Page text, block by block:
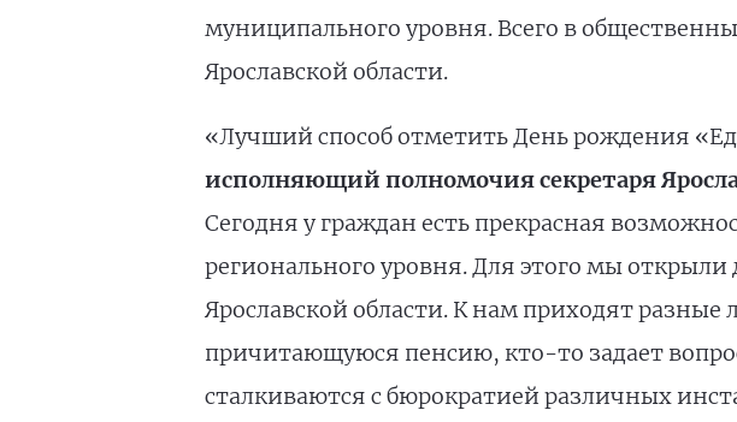
муниципального уровня. Всего в
Ярославской области.
«Лучший способ отметить День рождения
исполняющий полномочия секретаря
Сегодня у граждан есть прекрасная
регионального уровня. Для этого мы
Ярославской области. К нам приходят
причитающуюся пенсию, кто-то задает
сталкиваются с бюрократией различных